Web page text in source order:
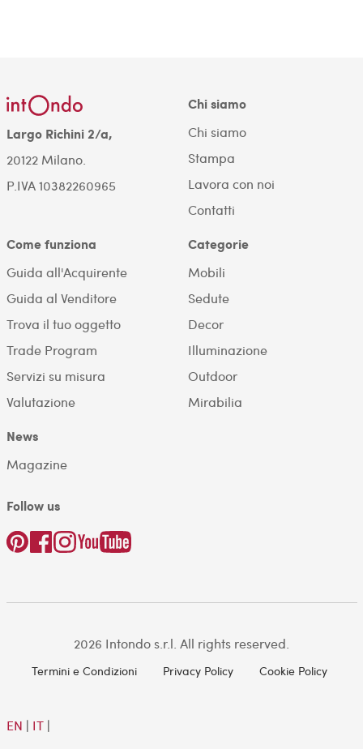
Largo Richini 2/a,
20122 Milano.
P.IVA 10382260965
Chi siamo
Chi siamo
Stampa
Lavora con noi
Contatti
Come funziona
Guida all'Acquirente
Guida al Venditore
Trova il tuo oggetto
Trade Program
Servizi su misura
Valutazione
Categorie
Mobili
Sedute
Decor
Illuminazione
Outdoor
Mirabilia
News
Magazine
Follow us
2026 Intondo s.r.l. All rights reserved.
Termini e Condizioni Privacy Policy Cookie Policy
EN | IT|